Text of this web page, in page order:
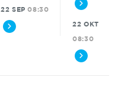
22 SEP 08:30
22 OKT
08:30